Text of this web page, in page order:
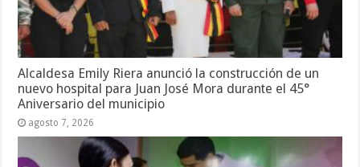
Alcaldesa Emily Riera anunció la construcción de un
nuevo hospital para Juan José Mora durante el 45°
Aniversario del municipio
agosto 7, 2026